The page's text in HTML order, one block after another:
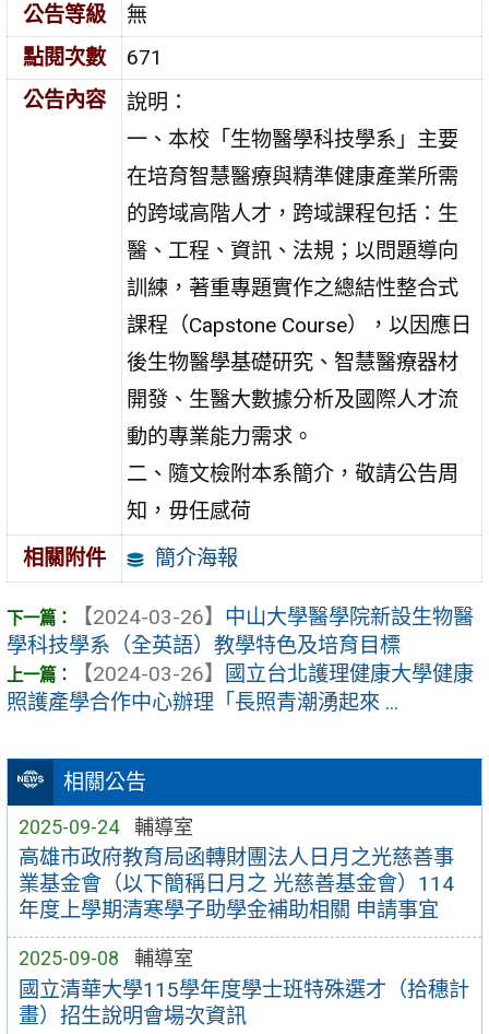
相關公告
2025-09-24 輔導室
高雄市政府教育局函轉財團法人日月之光慈善事
業基金會（以下簡稱日月之 光慈善基金會）114
年度上學期清寒學子助學金補助相關 申請事宜
2025-09-08 輔導室
國立清華大學115學年度學士班特殊選才（拾穗計
畫）招生說明會場次資訊
公告等級
無
點閱次數
671
公告內容
說明：
一、本校「生物醫學科技學系」主要
在培育智慧醫療與精準健康產業所需
的跨域高階人才，跨域課程包括：生
醫、工程、資訊、法規；以問題導向
訓練，著重專題實作之總結性整合式
課程（Capstone Course），以因應日
後生物醫學基礎研究、智慧醫療器材
開發、生醫大數據分析及國際人才流
動的專業能力需求。
二、隨文檢附本系簡介，敬請公告周
知，毋任感荷
相關附件
簡介海報
【2024-03-26】 中山大學醫學院新設生物醫
學科技學系（全英語）教學特色及培育目標
【2024-03-26】
國立台北護理健康大學健康
照護產學合作中心辦理「長照青潮湧起來 ...